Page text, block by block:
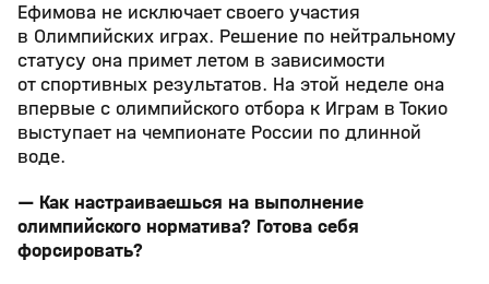
Ефимова не исключает своего участия
в Олимпийских играх. Решение по нейтральному
статусу она примет летом в зависимости
от спортивных результатов. На этой неделе она
впервые с олимпийского отбора к Играм в Токио
выступает на чемпионате России по длинной
воде.
— Как настраиваешься на выполнение
олимпийского норматива? Готова себя
форсировать?